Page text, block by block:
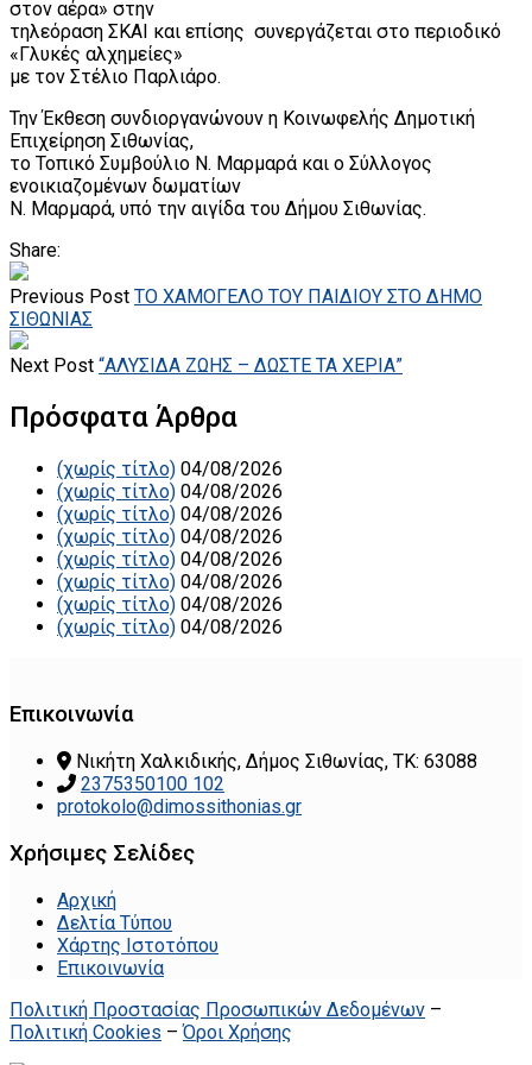
στον αέρα» στην
τηλεόραση ΣKAI και επίσης συνεργάζεται στο περιοδικό
«Γλυκές αλχημείες»
με τον Στέλιο Παρλιάρο.
Την Έκθεση συνδιοργανώνουν η Κοινωφελής Δημοτική
Επιχείρηση Σιθωνίας,
το Τοπικό Συμβούλιο Ν. Μαρμαρά και ο Σύλλογος
ενοικιαζομένων δωματίων
Ν. Μαρμαρά, υπό την αιγίδα του Δήμου Σιθωνίας.
Share:
Previous Post ΤΟ ΧΑΜΟΓΕΛΟ ΤΟΥ ΠΑΙΔΙΟΥ ΣΤΟ ΔΗΜΟ
ΣΙΘΩΝΙΑΣ
Next Post “ΑΛΥΣΙΔΑ ΖΩΗΣ – ΔΩΣΤΕ ΤΑ ΧΕΡΙΑ”
Πρόσφατα Άρθρα
(χωρίς τίτλο) 04/08/2026
(χωρίς τίτλο) 04/08/2026
(χωρίς τίτλο) 04/08/2026
(χωρίς τίτλο) 04/08/2026
(χωρίς τίτλο) 04/08/2026
(χωρίς τίτλο) 04/08/2026
(χωρίς τίτλο) 04/08/2026
(χωρίς τίτλο) 04/08/2026
Επικοινωνία
Νικήτη Χαλκιδικής, Δήμος Σιθωνίας, ΤΚ: 63088
2375350100 102
protokolo@dimossithonias.gr
Χρήσιμες Σελίδες
Αρχική
Δελτία Τύπου
Χάρτης Ιστοτόπου
Επικοινωνία
Πολιτική Προστασίας Προσωπικών Δεδομένων –
Πολιτική Cookies –Όροι Χρήσης